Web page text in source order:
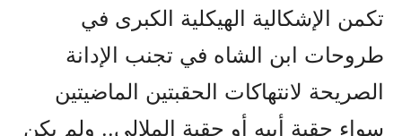
تكمن الإشكالية الهيكلية الكبرى في
طروحات ابن الشاه في تجنب الإدانة
الصريحة لانتهاكات الحقبتين الماضيتين
سواء حقبة أبيه أو حقبة الملالي.. ولم يكن